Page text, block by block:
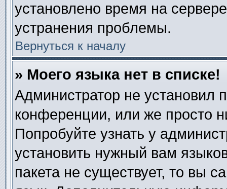
установлено время на
устранения проблемы.
Вернуться к началу
» Моего языка нет в списке!
Администратор не установил
конференции, или же просто
Попробуйте узнать у
установить нужный вам
пакета не существует, то вы